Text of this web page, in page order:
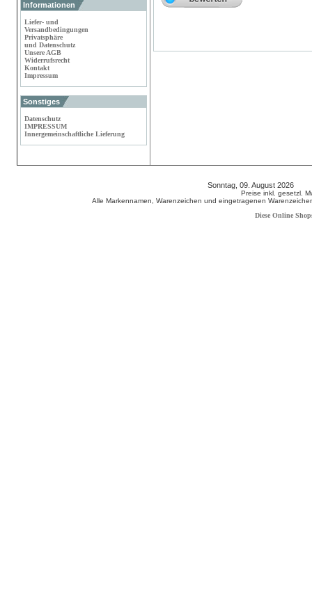
Informationen
Liefer- und
Versandbedingungen
Privatsphäre
und Datenschutz
Unsere AGB
Widerrufsrecht
Kontakt
Impressum
Sonstiges
Datenschutz
IMPRESSUM
Innergemeinschaftliche Lieferung
Sonntag, 09. August 2026
Preise inkl. gesetzl.
Alle Markennamen, Warenzeichen und eingetragenen
Diese Online